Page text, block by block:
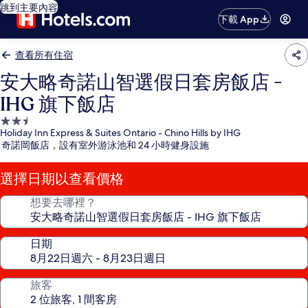
跳到主要內容
下載 App
查看所有住宿
安大略奇諾山智選假日套房飯店 -
IHG 旗下飯店
2.5
星
級
住
宿
Holiday Inn Express & Suites Ontario - Chino Hills by IHG
奇諾岡飯店，設有室外游泳池和 24 小時健身設施
選擇日期以查看價格
想要去哪裡？
日期
旅客